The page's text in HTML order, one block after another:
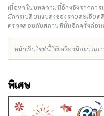
และปลาเขตร้อ
เนื้อหาในบทความนี้อ้างอิงจากกา
มีการเปลี่ยนแปลงของรายละเอีย
ตรวจสอบกับสถานที่นั้นอีกครั้งก่อน
หน้าเว็บไซต์นี้ใช้เครื่องมือแปลภ
พิเศษ